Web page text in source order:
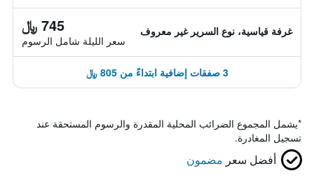
غرفة قياسية، نوع السرير غير معروف 745 ﷼
سعر الليلة شامل الرسوم
3 صفقات إضافية ابتداءً من 805 ﷼
*يشمل المجموع الضرائب المحلية المقدرة والرسوم المستحقة عند
تسجيل المغادرة.
أفضل سعر مضمون